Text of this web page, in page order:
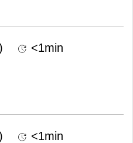
<1min
<1min